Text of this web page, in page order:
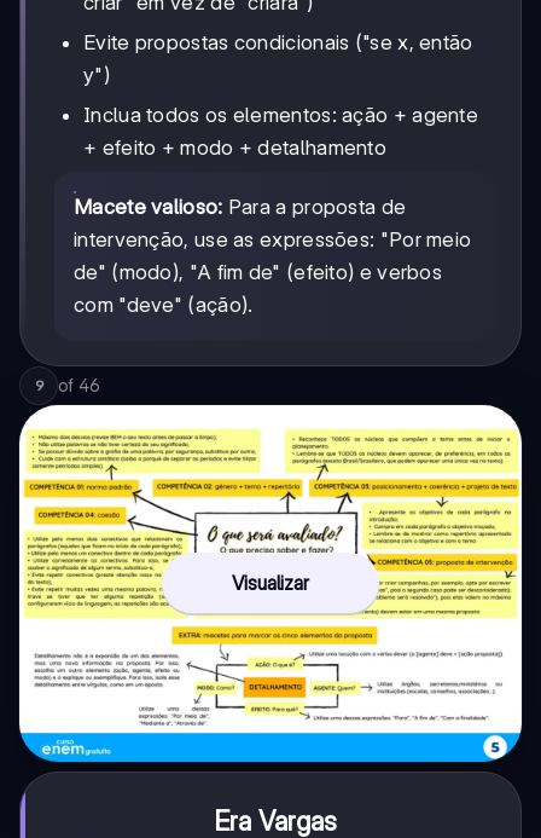
Evite propostas condicionais ("se x, então
y")
Inclua todos os elementos: ação + agente
+ efeito + modo + detalhamento
Macete valioso: Para a proposta de
intervenção, use as expressões: "Por meio
de" (modo), "A fim de" (efeito) e verbos
com "deve" (ação).
9 of 46
Visualizar
Era Vargas